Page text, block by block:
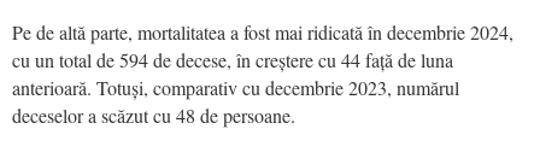
Pe de altă parte, mortalitatea a fost mai ridicată în decembrie 2024,
cu un total de 594 de decese, în creștere cu 44 față de luna
anterioară. Totuși, comparativ cu decembrie 2023, numărul
deceselor a scăzut cu 48 de persoane.